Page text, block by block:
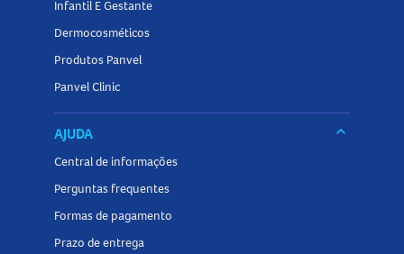
Infantil E Gestante
Dermocosméticos
Produtos Panvel
Panvel Clinic
AJUDA keyboard_arrow_down
Central de informações
Perguntas frequentes
Formas de pagamento
Prazo de entrega